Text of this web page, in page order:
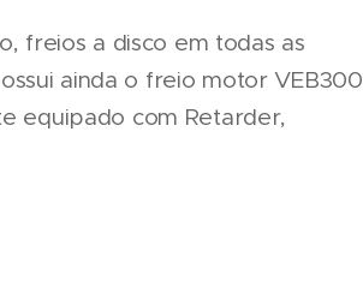
freios a disco em todas as
ainda o freio motor VEB300
equipado com Retarder,